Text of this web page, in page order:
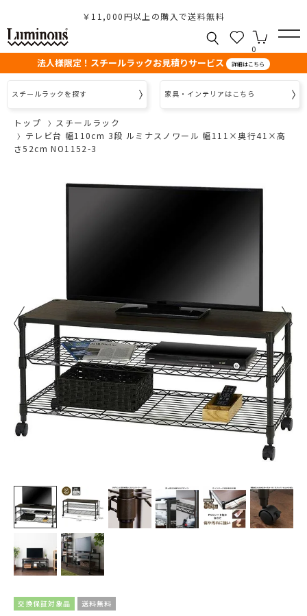
￥11,000円以上の購入で送料無料
0
法人様限定！スチールラックお見積りサービス 詳細はこちら
スチールラックを探す 家具・インテリアはこちら
トップ
スチールラック
テレビ台 幅110cm 3段 ルミナスノワール 幅111×奥行41×高
さ52cm NO1152-3
交換保証対象品 送料無料